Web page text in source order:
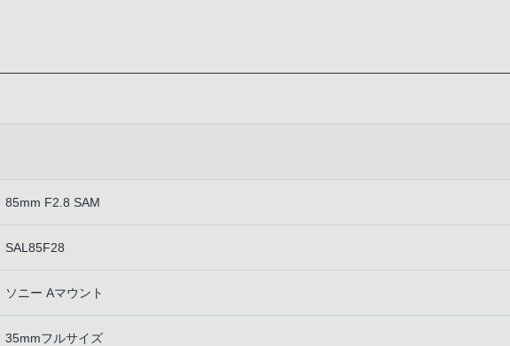
85mm F2.8 SAM
SAL85F28
ソニー Aマウント
35mmフルサイズ